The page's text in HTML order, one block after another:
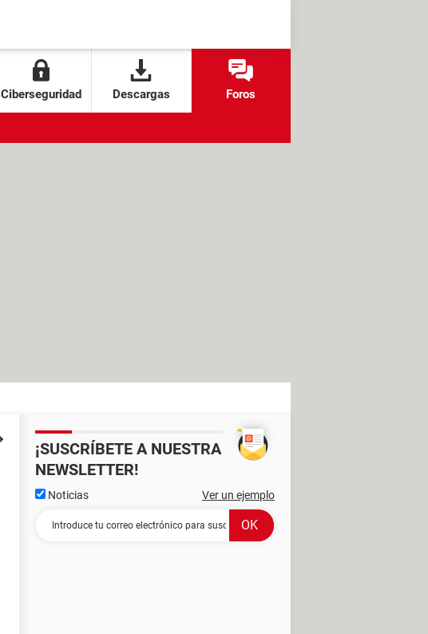
Ciberseguridad Descargas Foros
¡SUSCRÍBETE A NUESTRA
NEWSLETTER!
Noticias Ver un ejemplo